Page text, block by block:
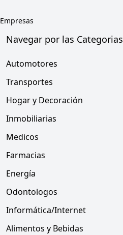
Empresas
Navegar por las Categorias
Automotores
Transportes
Hogar y Decoración
Inmobiliarias
Medicos
Farmacias
Energía
Odontologos
Informática/Internet
Alimentos y Bebidas